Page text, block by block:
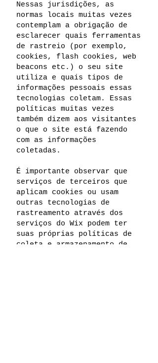
Nessas jurisdições, as
normas locais muitas vezes
contemplam a obrigação de
esclarecer quais ferramentas
de rastreio (por exemplo,
cookies, flash cookies, web
beacons etc.) o seu site
utiliza e quais tipos de
informações pessoais essas
tecnologias coletam. Essas
políticas muitas vezes
também dizem aos visitantes
o que o site está fazendo
com as informações
coletadas.
É importante observar que
serviços de terceiros que
aplicam cookies ou usam
outras tecnologias de
rastreamento através dos
serviços do Wix podem ter
suas próprias políticas de
coleta e armazenamento de